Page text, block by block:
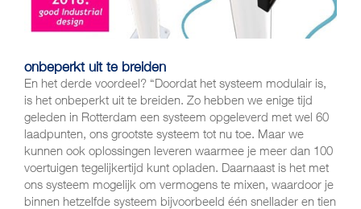
onbeperkt uit te breiden
En het derde voordeel? “Doordat het systeem modulair is,
is het onbeperkt uit te breiden. Zo hebben we enige tijd
geleden in Rotterdam een systeem opgeleverd met wel 60
laadpunten, ons grootste systeem tot nu toe. Maar we
kunnen ook oplossingen leveren waarmee je meer dan 100
voertuigen tegelijkertijd kunt opladen. Daarnaast is het met
ons systeem mogelijk om vermogens te mixen, waardoor je
binnen hetzelfde systeem bijvoorbeeld één snellader en tien